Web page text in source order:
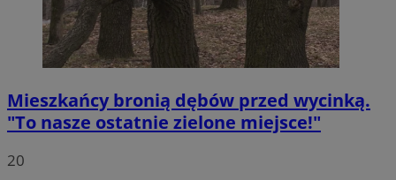
Mieszkańcy bronią dębów przed wycinką.
"To nasze ostatnie zielone miejsce!"
20